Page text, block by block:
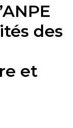
des
et